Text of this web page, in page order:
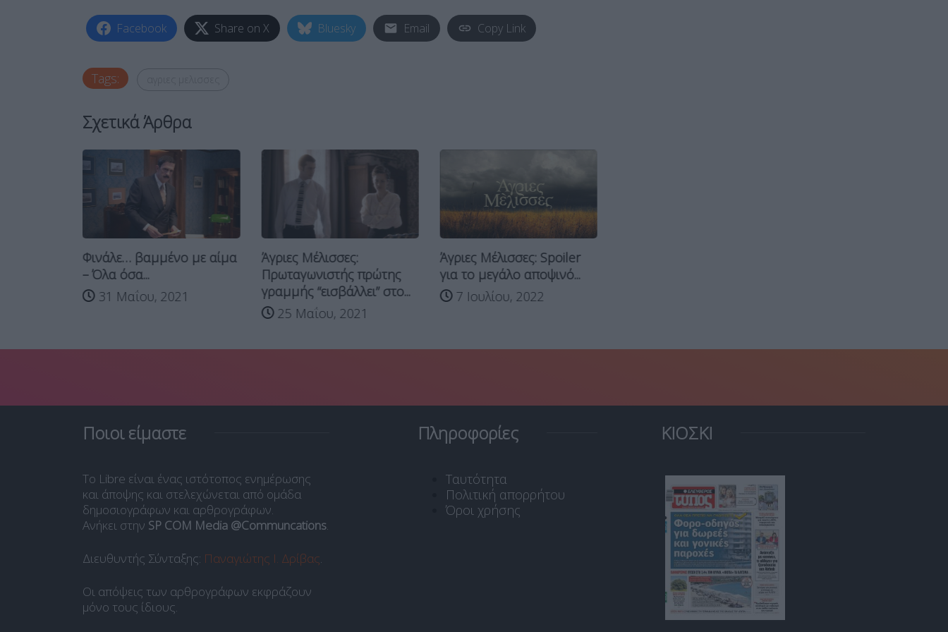
Facebook Share on X Bluesky Email Copy Link
Tags:
Σχετικά Άρθρα
Φινάλε… βαμμένο με αίμα
– Όλα όσα...
31 Μαΐου, 2021
Άγριες Μέλισσες:
Πρωταγωνιστής πρώτης
γραμμής “εισβάλλει” στο...
25 Μαΐου, 2021
Άγριες Μέλισσες: Spoiler
για το μεγάλο αποψινό...
7 Ιουλίου, 2022
Ποιοι είμαστε
Το Libre είναι ένας ιστότοπος ενημέρωσης
και άποψης και στελεχώνεται από ομάδα
δημοσιογράφων και αρθρογράφων.
Ανήκει στην SP COM Media @Communcations.
Διευθυντής Σύνταξης: Παναγιώτης Ι. Δρίβας.
Οι απόψεις των αρθρογράφων εκφράζουν
μόνο τους ίδιους.
Πληροφορίες
Ταυτότητα
Πολιτική απορρήτου
Όροι χρήσης
ΚΙΟΣΚΙ